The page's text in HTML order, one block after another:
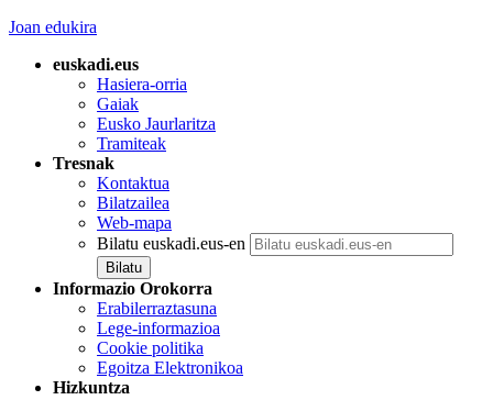
Joan edukira
euskadi.eus
Hasiera-orria
Gaiak
Eusko Jaurlaritza
Tramiteak
Tresnak
Kontaktua
Bilatzailea
Web-mapa
Bilatu euskadi.eus-en
Informazio Orokorra
Erabilerraztasuna
Lege-informazioa
Cookie politika
Egoitza Elektronikoa
Hizkuntza